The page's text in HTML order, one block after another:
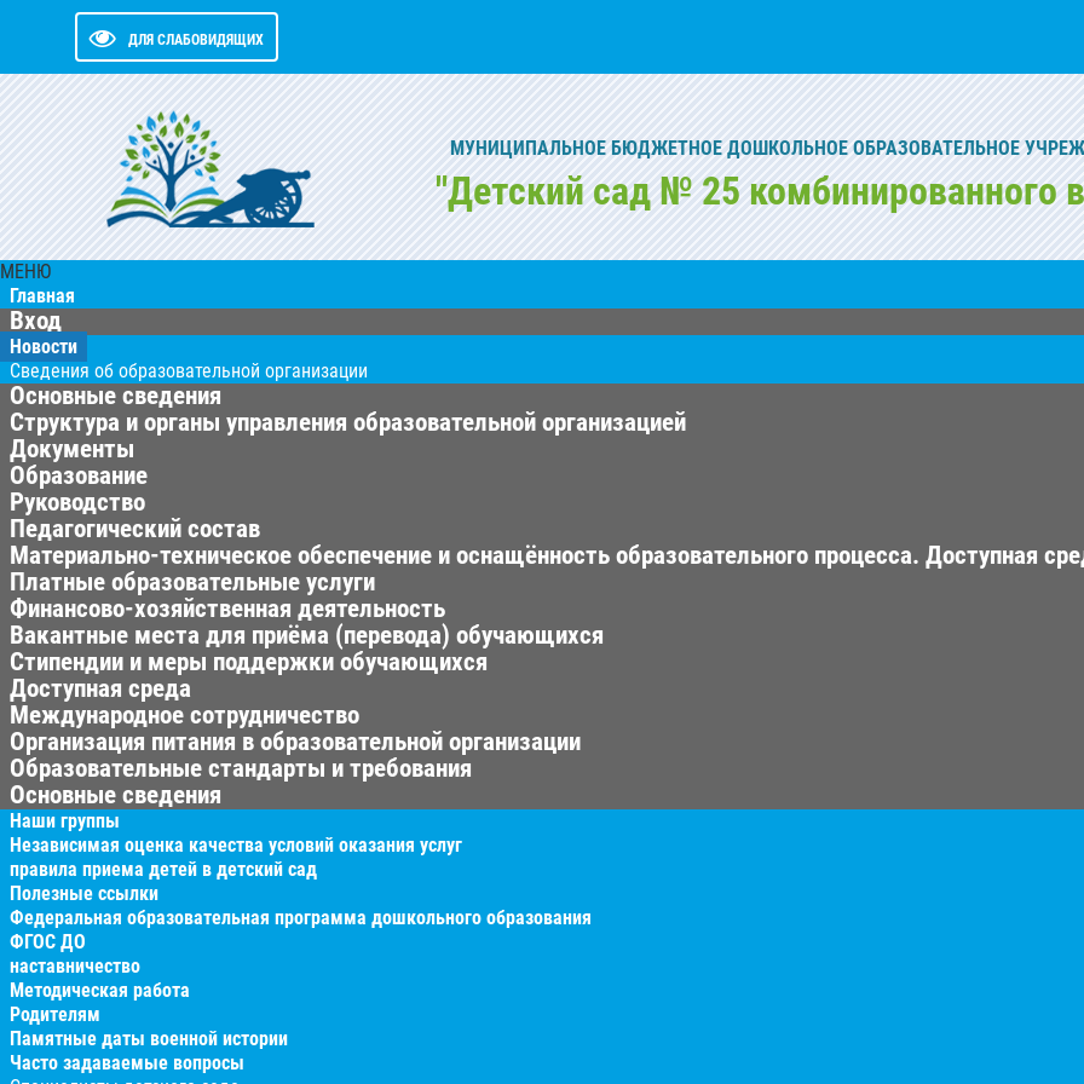
ДЛЯ СЛАБОВИДЯЩИХ
МУНИЦИПАЛЬНОЕ БЮДЖЕТНОЕ ДОШКОЛЬНОЕ ОБРАЗОВАТЕЛЬНОЕ
"Детский сад № 25 комбинированного
МЕНЮ
Главная
Вход
Новости
Сведения об образовательной организации
Основные сведения
Структура и органы управления образовательной организацией
Документы
Образование
Руководство
Педагогический состав
Материально-техническое обеспечение и оснащённость образовательного процесса. Доступная
Платные образовательные услуги
Финансово-хозяйственная деятельность
Вакантные места для приёма (перевода) обучающихся
Стипендии и меры поддержки обучающихся
Доступная среда
Международное сотрудничество
Организация питания в образовательной организации
Образовательные стандарты и требования
Основные сведения
Наши группы
Независимая оценка качества условий оказания услуг
правила приема детей в детский сад
Полезные ссылки
Федеральная образовательная программа дошкольного образования
ФГОС ДО
наставничество
Методическая работа
Родителям
Памятные даты военной истории
Часто задаваемые вопросы